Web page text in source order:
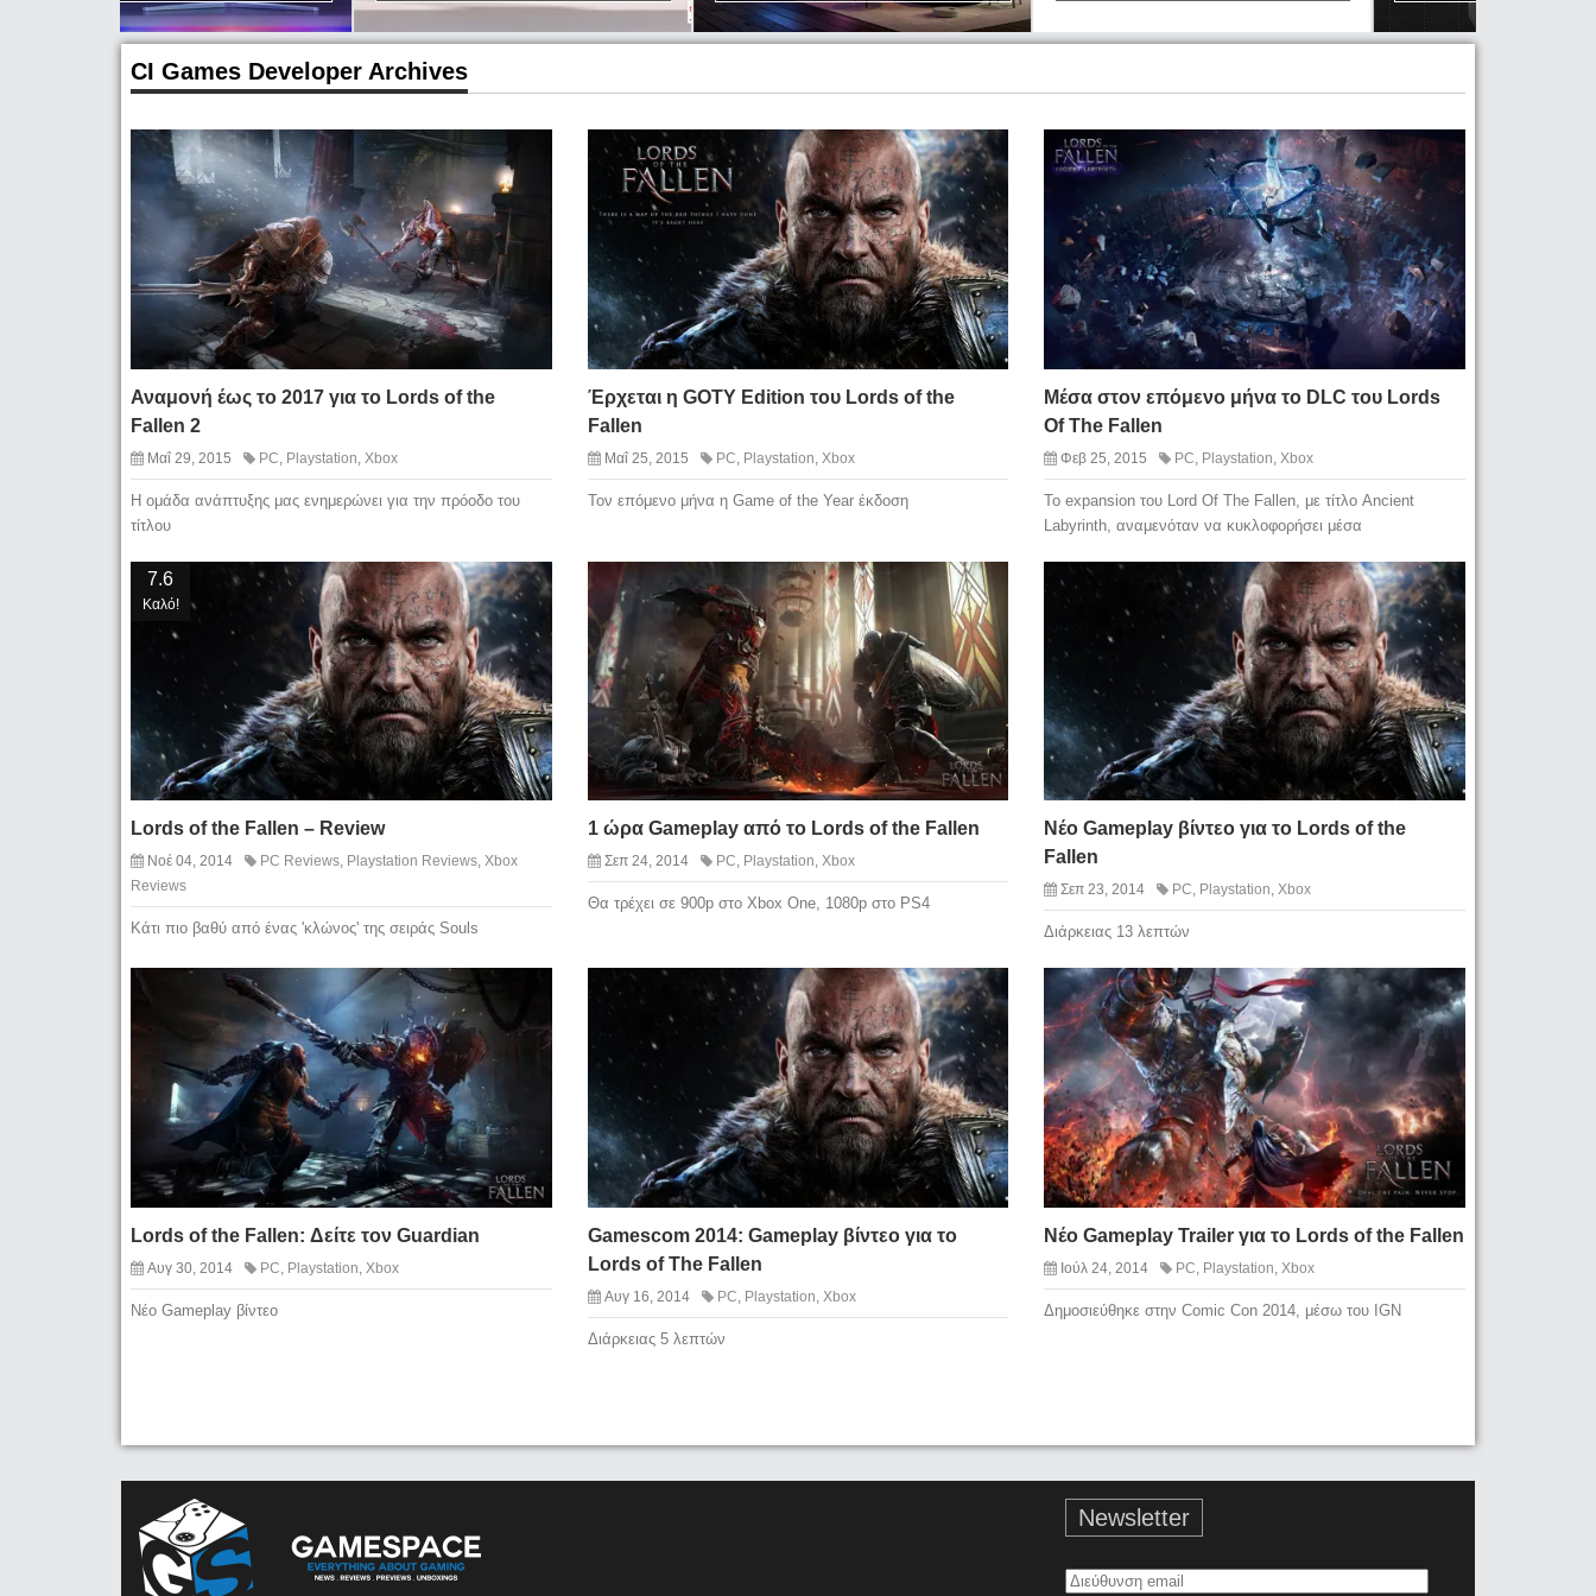
CI Games Developer Archives
Αναμονή έως το 2017 για το Lords of the
Fallen 2
Μαΐ 29, 2015 PC Playstation Xbox
Η ομάδα ανάπτυξης μας ενημερώνει για την πρόοδο του
τίτλου
Έρχεται η GOTY Edition του Lords of the
Fallen
Μαΐ 25, 2015 PC Playstation Xbox
Τον επόμενο μήνα η Game of the Year έκδοση
Μέσα στον επόμενο μήνα το DLC του Lords
Of The Fallen
Φεβ 25, 2015 PC Playstation Xbox
Το expansion του Lord Of The Fallen, με τίτλο Ancient
Labyrinth, αναμενόταν να κυκλοφορήσει μέσα
7.6
Καλό!
Lords of the Fallen – Review
Νοέ 04, 2014 PC Reviews, Playstation Reviews, Xbox
Reviews
Κάτι πιο βαθύ από ένας 'κλώνος' της σειράς Souls
1 ώρα Gameplay από το Lords of the Fallen
Σεπ 24, 2014 PC, Playstation, Xbox
Θα τρέχει σε 900p στο Xbox One, 1080p στο PS4
Νέο Gameplay βίντεο για το Lords of the
Fallen
Σεπ 23, 2014 PC, Playstation,Xbox
Διάρκειας 13 λεπτών
Lords of the Fallen: Δείτε τον Guardian
Αυγ 30, 2014 PC Playstation Xbox
Νέο Gameplay βίντεο
Gamescom 2014: Gameplay βίντεο για το
Lords of The Fallen
Αυγ 16, 2014 PC Playstation Xbox
Διάρκειας 5 λεπτών
Νέο Gameplay Trailer για το Lords of the Fallen
Ιούλ 24, 2014 PC Playstation Xbox
Δημοσιεύθηκε στην Comic Con 2014, μέσω του IGN
Newsletter
Διεύθυνση